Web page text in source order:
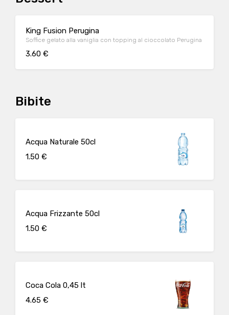
King Fusion Perugina
Soffice gelato alla vaniglia con topping al cioccolato Perugina
3.60 €
Bibite
Acqua Naturale 50cl
1.50 €
Acqua Frizzante 50cl
1.50 €
Coca Cola 0,45 lt
4.65 €